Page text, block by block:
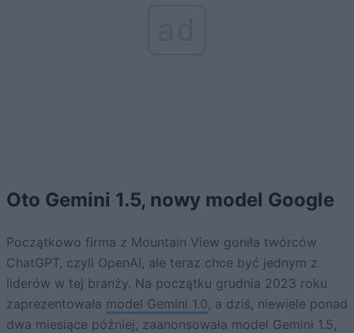
Oto Gemini 1.5, nowy model Google
Początkowo firma z Mountain View goniła twórców
ChatGPT, czyli OpenAI, ale teraz chce być jednym z
liderów w tej branży. Na początku grudnia 2023 roku
zaprezentowała model Gemini 1.0, a dziś, niewiele ponad
dwa miesiące później, zaanonsowała model Gemini 1.5,